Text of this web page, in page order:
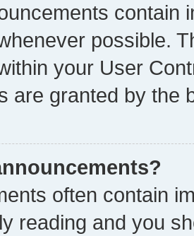
contain
possible.
your User
are granted by the
often contain
reading and you